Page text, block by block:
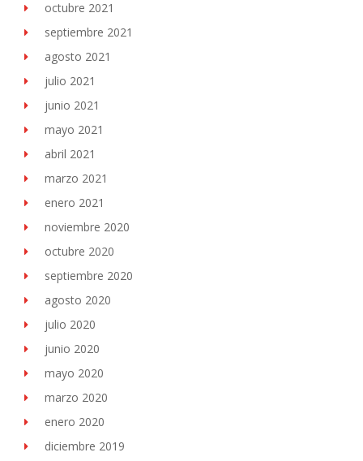
octubre 2021
septiembre 2021
agosto 2021
julio 2021
junio 2021
mayo 2021
abril 2021
marzo 2021
enero 2021
noviembre 2020
octubre 2020
septiembre 2020
agosto 2020
julio 2020
junio 2020
mayo 2020
marzo 2020
enero 2020
diciembre 2019